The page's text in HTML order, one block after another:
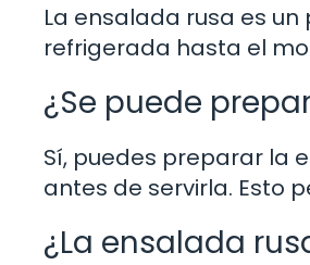
La ensalada rusa es
refrigerada hasta el
¿Se puede
Sí, puedes preparar la
antes de servirla. Esto
¿La ensalada